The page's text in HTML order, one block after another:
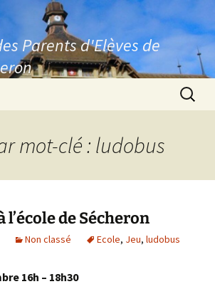
Parents d'Elèves de
mot-clé : ludobus
l’école de Sécheron
Non classé Ecole, Jeu, ludobus
16h – 18h30